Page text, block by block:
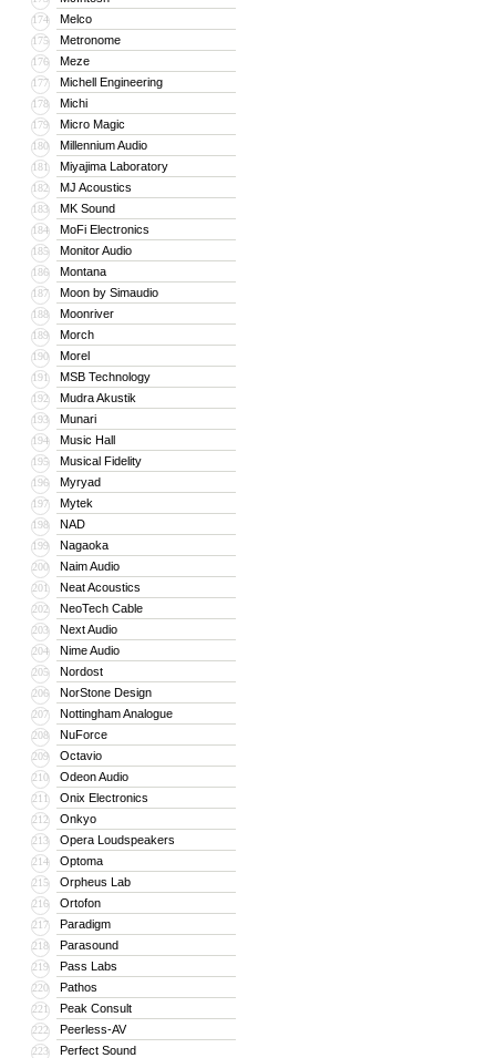
174 Melco
175 Metronome
176 Meze
177 Michell Engineering
178 Michi
179 Micro Magic
180 Millennium Audio
181 Miyajima Laboratory
182 MJ Acoustics
183 MK Sound
184 MoFi Electronics
185 Monitor Audio
186 Montana
187 Moon by Simaudio
188 Moonriver
189 Morch
190 Morel
191 MSB Technology
192 Mudra Akustik
193 Munari
194 Music Hall
195 Musical Fidelity
196 Myryad
197 Mytek
198 NAD
199 Nagaoka
200 Naim Audio
201 Neat Acoustics
202 NeoTech Cable
203 Next Audio
204 Nime Audio
205 Nordost
206 NorStone Design
207 Nottingham Analogue
208 NuForce
209 Octavio
210 Odeon Audio
211 Onix Electronics
212 Onkyo
213 Opera Loudspeakers
214 Optoma
215 Orpheus Lab
216 Ortofon
217 Paradigm
218 Parasound
219 Pass Labs
220 Pathos
221 Peak Consult
222 Peerless-AV
223 Perfect Sound